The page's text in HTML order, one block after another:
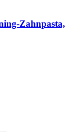
​Zahnpasta,